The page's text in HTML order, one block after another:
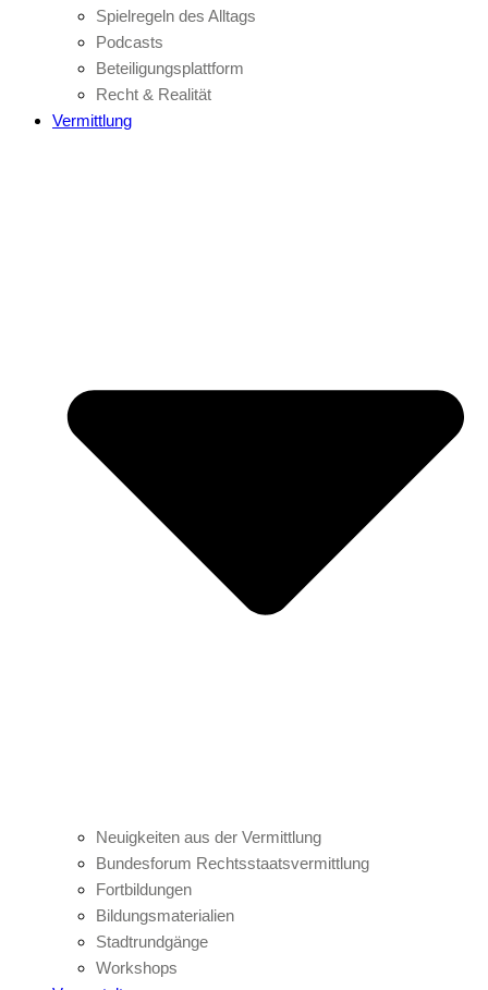
Spielregeln des Alltags
Podcasts
Beteiligungsplattform
Recht & Realität
Vermittlung
Neuigkeiten aus der Vermittlung
Bundesforum Rechtsstaatsvermittlung
Fortbildungen
Bildungsmaterialien
Stadtrundgänge
Workshops